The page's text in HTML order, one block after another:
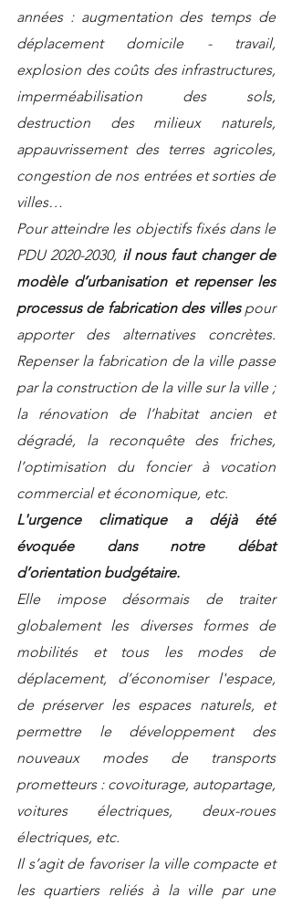
années : augmentation des temps de
déplacement domicile - travail,
explosion des coûts des infrastructures,
imperméabilisation des sols,
destruction des milieux naturels,
appauvrissement des terres agricoles,
congestion de nos entrées et sorties de
villes…
Pour atteindre les objectifs fixés dans le
PDU 2020-2030, il nous faut changer de
modèle d’urbanisation et repenser les
processus de fabrication des villes pour
apporter des alternatives concrètes.
Repenser la fabrication de la ville passe
par la construction de la ville sur la ville ;
la rénovation de l’habitat ancien et
dégradé, la reconquête des friches,
l’optimisation du foncier à vocation
commercial et économique, etc.
L'urgence climatique a déjà été
évoquée dans notre débat
d’orientation budgétaire.
Elle impose désormais de traiter
globalement les diverses formes de
mobilités et tous les modes de
déplacement, d’économiser l'espace,
de préserver les espaces naturels, et
permettre le développement des
nouveaux modes de transports
prometteurs : covoiturage, autopartage,
voitures électriques, deux-roues
électriques, etc.
Il s’agit de favoriser la ville compacte et
les quartiers reliés à la ville par une